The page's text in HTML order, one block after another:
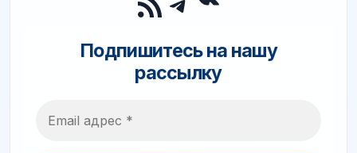
Подпишитесь на нашу
рассылку